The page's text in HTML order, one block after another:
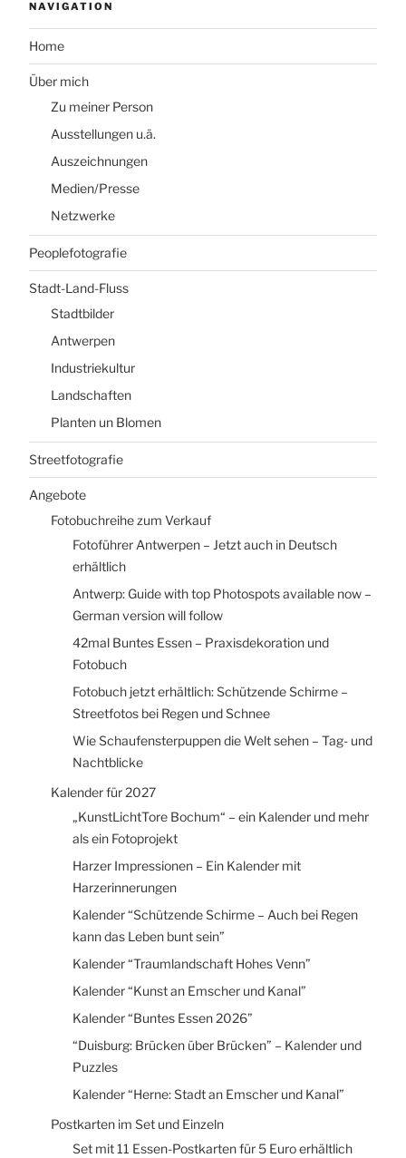
NAVIGATION
Home
Über mich
Zu meiner Person
Ausstellungen u.ä.
Auszeichnungen
Medien/Presse
Netzwerke
Peoplefotografie
Stadt-Land-Fluss
Stadtbilder
Antwerpen
Industriekultur
Landschaften
Planten un Blomen
Streetfotografie
Angebote
Fotobuchreihe zum Verkauf
Fotoführer Antwerpen – Jetzt auch in Deutsch
erhältlich
Antwerp: Guide with top Photospots available now –
German version will follow
42mal Buntes Essen – Praxisdekoration und
Fotobuch
Fotobuch jetzt erhältlich: Schützende Schirme –
Streetfotos bei Regen und Schnee
Wie Schaufensterpuppen die Welt sehen – Tag- und
Nachtblicke
Kalender für 2027
„KunstLichtTore Bochum“ – ein Kalender und mehr
als ein Fotoprojekt
Harzer Impressionen – Ein Kalender mit
Harzerinnerungen
Kalender “Schützende Schirme – Auch bei Regen
kann das Leben bunt sein”
Kalender “Traumlandschaft Hohes Venn”
Kalender “Kunst an Emscher und Kanal”
Kalender “Buntes Essen 2026”
“Duisburg: Brücken über Brücken” – Kalender und
Puzzles
Kalender “Herne: Stadt an Emscher und Kanal”
Postkarten im Set und Einzeln
Set mit 11 Essen-Postkarten für 5 Euro erhältlich